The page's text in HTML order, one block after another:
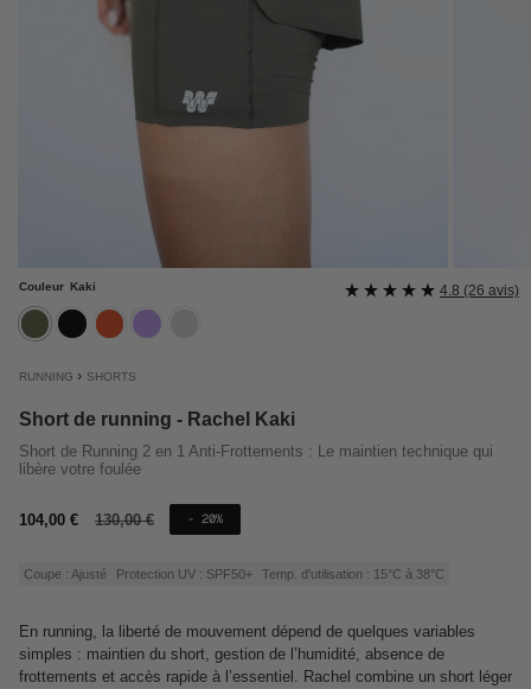
RUNNING › SHORTS
Short de running - Rachel Kaki
Short de Running 2 en 1 Anti-Frottements : Le maintien technique qui
libère votre foulée
4.8 (26 avis)
Prix
104,00 €
Prix
130,00 € - 20%
Coupe : Ajusté Protection UV : SPF50+ Temp. d'utilisation : 15°C à 38°C
En running, la liberté de mouvement dépend de quelques variables
simples : maintien du short, gestion de l’humidité, absence de
frottements et accès rapide à l’essentiel. Rachel combine un short léger
Couleur Kaki
kaki noir rouillelavande